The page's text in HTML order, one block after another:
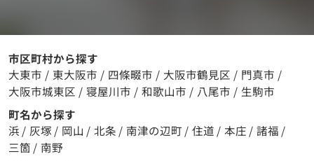
市区町村から探す
大東市 / 東大阪市 / 四條畷市 / 大阪市鶴見区 / 門真市 /
大阪市城東区 / 寝屋川市 / 和歌山市 / 八尾市 / 生駒市
町名から探す
浜 / 灰塚 / 岡山 / 北条 / 南津の辺町 / 住道 / 本庄 / 諸福 /
三箇 / 南野